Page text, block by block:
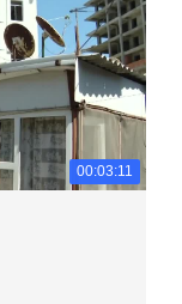
00:03:11